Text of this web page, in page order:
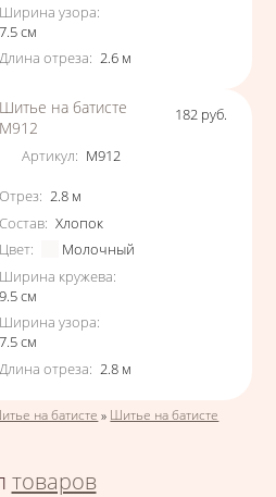
Ширина узора:
7.5см
Длина отреза: 2.6 м
Шитье на батисте
М912
Артикул: М912
Характеристики
Отрез: 2.8 м
Состав: Хлопок
Цвет:
Молочный
Ширина кружева:
9.5см
Ширина узора:
7.5см
Длина отреза: 2.8 м
Цена
182 руб.
на батисте » Шитье на батисте
товаров